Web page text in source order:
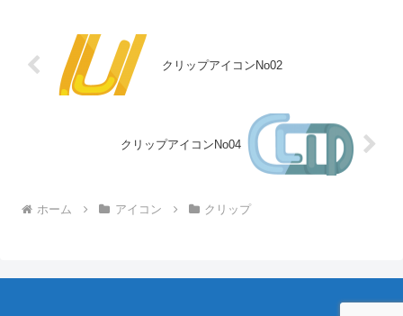
クリップアイコンNo02
クリップアイコンNo04
ホーム アイコン クリップ